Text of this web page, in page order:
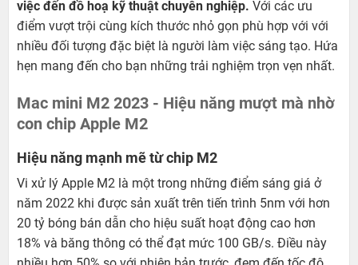
việc đến đồ hoạ kỹ thuật chuyên nghiệp. Với các ưu
điểm vượt trội cùng kích thước nhỏ gọn phù hợp với với
nhiều đối tượng đặc biệt là người làm việc sáng tạo. Hứa
hẹn mang đến cho bạn những trải nghiệm trọn vẹn nhất.
Mac mini M2 2023 - Hiệu năng mượt mà nhờ
con chip Apple M2
Hiệu năng mạnh mẽ từ chip M2
Vi xử lý Apple M2 là một trong những điểm sáng giá ở
năm 2022 khi được sản xuất trên tiến trình 5nm với hơn
20 tỷ bóng bán dẫn cho hiệu suất hoạt động cao hơn
18% và băng thông có thể đạt mức 100 GB/s. Điều này